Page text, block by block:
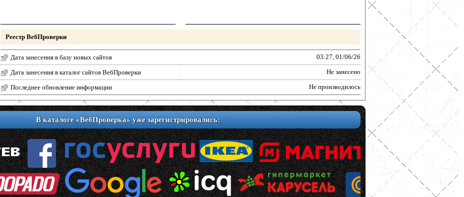
Реестр ВебПроверки
Дата занесения в базу новых сайтов 03:27, 01/06/26
Дата занесения в каталог сайтов ВебПроверки Не занесено
Последнее обновление информации Не производилось
В каталоге «ВебПроверка» уже зарегистрировались: